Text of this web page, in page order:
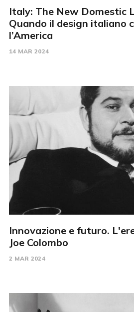
Italy: The New Domestic
Quando il design italiano
l’America
14 MAR 2024
Innovazione e futuro.
Joe Colombo
2 MAR 2024